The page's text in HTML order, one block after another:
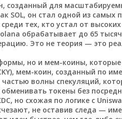
созданный для
SOL, он стал одной из самых
тех, кто устал от
обрабатывает до 65
Это не теория — это
но и мем-коины,
, мем-коин, созданный по
частью волны спекуляций,
токены без
но схожая по логике с
не оставив следа —